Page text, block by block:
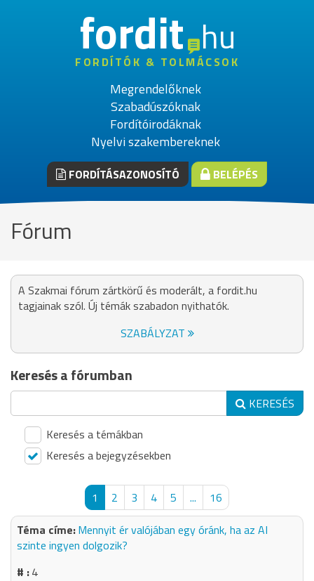
fordithu
FORDÍTÓK & TOLMÁCSOK
Megrendelőknek
Szabadúszóknak
Fordítóirodáknak
Nyelvi szakembereknek
FORDÍTÁSAZONOSÍTÓ BELÉPÉS
Fórum
A Szakmai fórum zártkörű és moderált, a fordit.hu
tagjainak szól. Új témák szabadon nyithatók.
SZABÁLYZAT
Keresés a fórumban
KERESÉS
Keresés a témákban
Keresés a bejegyzésekben
1 2 3 4 5 ...
16
Mennyit ér valójában egy óránk, ha az AI
szinte ingyen dolgozik?
4